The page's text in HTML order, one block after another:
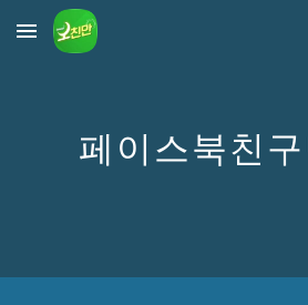
Skip to main content
페이스북친